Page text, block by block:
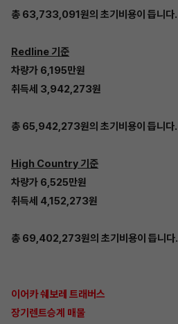
총 63,733,091원의 초기비용이 듭니다.
Redline 기준
차량가 6,195만원
취득세 3,942,273원
총 65,942,273원의 초기비용이 듭니다.
High Country 기준
차량가 6,525만원
취득세 4,152,273원
총 69,402,273원의 초기비용이 듭니다.
이어카 쉐보레 트래버스
장기렌트승계 매물